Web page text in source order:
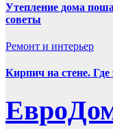
Утепление дома
советы
Ремонт и интерьер
Кирпич на стене. Где